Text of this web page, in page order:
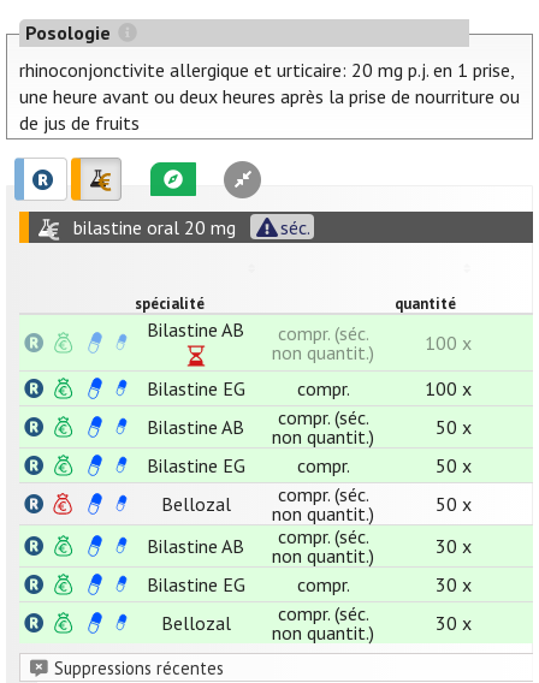
Posologie
rhinoconjonctivite allergique et urticaire: 20 mg p.j. en 1 prise,
une heure avant ou deux heures après la prise de nourriture ou
de jus de fruits
bilastine oral 20 mg séc.
spécialité quantité
Bilastine AB
compr. (séc.
non quantit.)
100 x
Bilastine EG
compr.
100 x
Bilastine AB
compr. (séc.
non quantit.)
50 x
Bilastine EG
compr.
50 x
Bellozal
compr. (séc.
non quantit.)
50 x
Bilastine AB
compr. (séc.
non quantit.)
30 x
Bilastine EG
compr.
30 x
Bellozal
compr. (séc.
non quantit.)
30 x
Suppressions récentes